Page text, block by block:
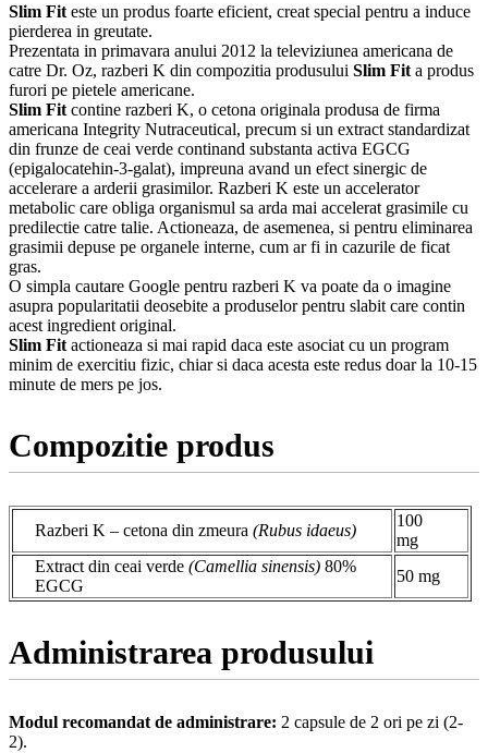
Slim Fit este un produs foarte eficient, creat special pentru a induce
pierderea in greutate.
Prezentata in primavara anului 2012 la televiziunea americana de
catre Dr. Oz, razberi K din compozitia produsului Slim Fit a produs
furori pe pietele americane.
Slim Fit contine razberi K, o cetona originala produsa de firma
americana Integrity Nutraceutical, precum si un extract standardizat
din frunze de ceai verde continand substanta activa EGCG
(epigalocatehin-3-galat), impreuna avand un efect sinergic de
accelerare a arderii grasimilor. Razberi K este un accelerator
metabolic care obliga organismul sa arda mai accelerat grasimile cu
predilectie catre talie. Actioneaza, de asemenea, si pentru eliminarea
grasimii depuse pe organele interne, cum ar fi in cazurile de ficat
gras.
O simpla cautare Google pentru razberi K va poate da o imagine
asupra popularitatii deosebite a produselor pentru slabit care contin
acest ingredient original.
Slim Fit actioneaza si mai rapid daca este asociat cu un program
minim de exercitiu fizic, chiar si daca acesta este redus doar la 10-15
minute de mers pe jos.
Compozitie produs
Razberi K – cetona din zmeura (Rubus idaeus)
100
mg
Extract din ceai verde (Camellia sinensis) 80%
EGCG
50 mg
Administrarea produsului
Modul recomandat de administrare: 2 capsule de 2 ori pe zi (2-
2).